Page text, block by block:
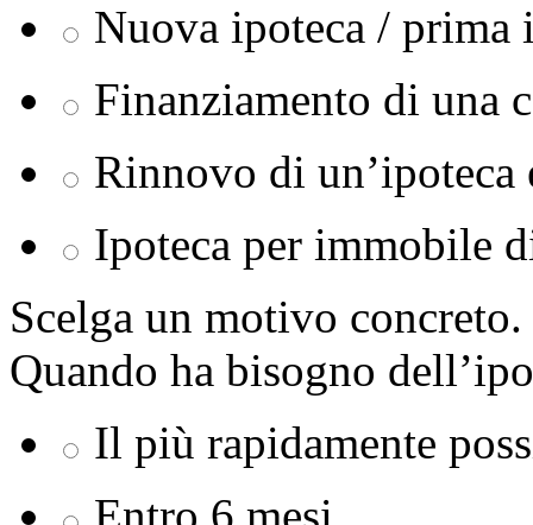
Nuova ipoteca / prima
Finanziamento di una
Rinnovo di un’ipoteca
Ipoteca per immobile
Scelga un motivo concreto.
Quando ha bisogno
Il più rapidamente